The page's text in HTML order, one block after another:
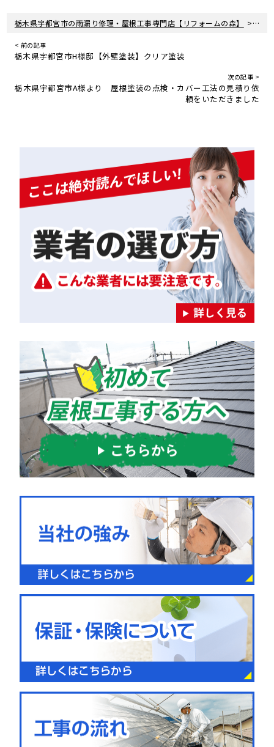
栃木県宇都宮市の雨漏り修理・屋根工事専門店【リフォームの森】 > 新着
< 前の記事
栃木県宇都宮市H様邸【外壁塗装】クリア塗装
次の記事 >
栃木県宇都宮市A様より 屋根塗装の点検・カバー工法の見積り依
頼をいただきました